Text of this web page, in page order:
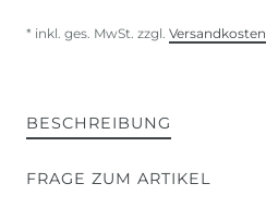
* inkl. ges. MwSt. zzgl. Versandkosten
BESCHREIBUNG
FRAGE ZUM ARTIKEL